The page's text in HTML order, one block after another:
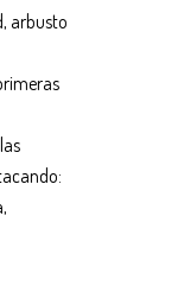
arbusto